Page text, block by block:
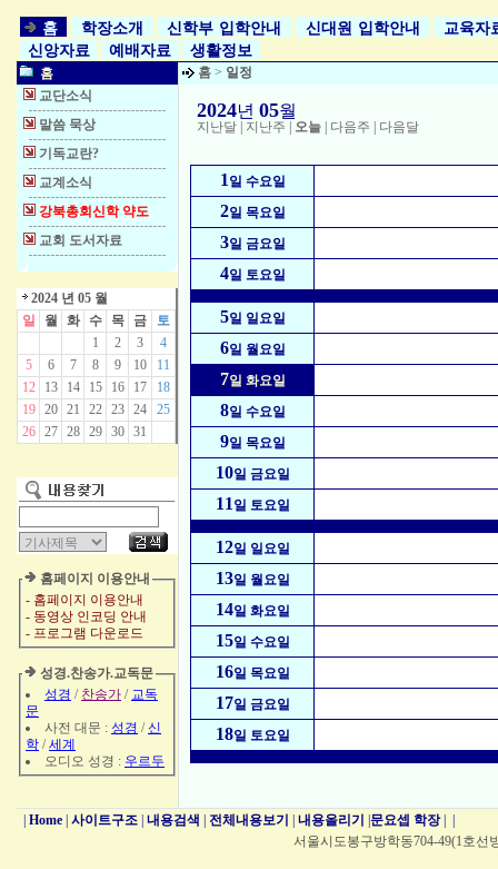
홈 학장소개 신학부 입학안내 신대원 입학안내
교육자
신앙자료
예배자료 생활정보
홈
교단소식
말씀 묵상
기독교란?
교계소식
강북총회신학 약도
교회 도서자료
2024 년 05 월
일
월 화 수 목 금
토
1
2 3
4
5
6 7 8 9 10
11
12
13 14 15 16 17
18
19
20 21 22 23 24
25
26
27 28 29 30 31
홈페이지 이용안내
- 홈페이지 이용안내
- 동영상 인코딩 안내
- 프로그램 다운로드
성경.찬송가.교독문
성경 / 찬송가 / 교독
문
사전 대문 : 성경 /신
학 /세계
오디오 성경 : 우르두
홈 > 일정
2024년 05월
지난달 지난주 오늘 다음주 다음달
1일 수요일
2일 목요일
3일 금요일
4일 토요일
5일 일요일
6일 월요일
7일 화요일
8일 수요일
9일 목요일
10일 금요일
11일 토요일
12일 일요일
13일 월요일
14일 화요일
15일 수요일
16일 목요일
17일 금요일
18일 토요일
Home 사이트구조 내용검색 전체내용보기 내용올리기 문요셉 학장|
서울시도봉구방학동704-49(1호선